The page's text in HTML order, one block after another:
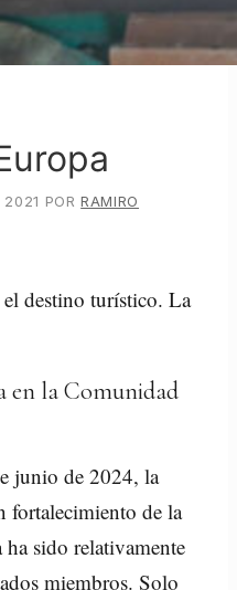
PORRAMIRO
destino turístico. La
en la Comunidad
junio de 2024, la
fortalecimiento de la
sido relativamente
miembros. Solo